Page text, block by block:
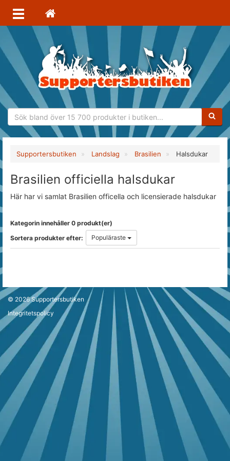
Supportersbutiken Landslag Brasilien Halsdukar
Brasilien officiella halsdukar
Här har vi samlat Brasilien officella och licensierade halsdukar
Kategorin innehåller 0 produkt(er)
Sortera produkter efter:
Populäraste
© 2026Supportersbutiken
Integritetspolicy